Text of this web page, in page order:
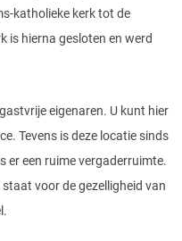
katholieke kerk tot de
is hierna gesloten en werd
eigenaren. U kunt hier
Tevens is deze locatie sinds
er een ruime vergaderruimte.
voor de gezelligheid van